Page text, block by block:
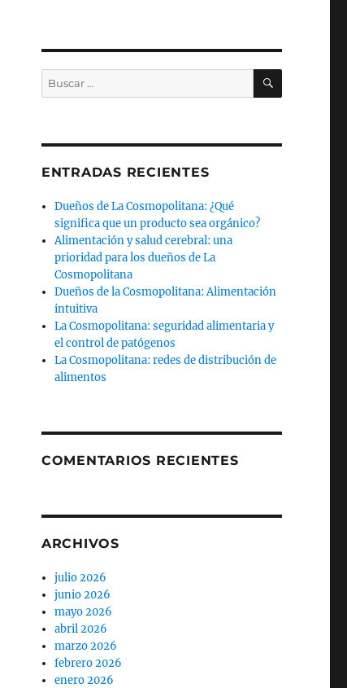
Buscar
por:
BUSCAR
ENTRADAS RECIENTES
Dueños de La Cosmopolitana: ¿Qué
significa que un producto sea orgánico?
Alimentación y salud cerebral: una
prioridad para los dueños de La
Cosmopolitana
Dueños de la Cosmopolitana: Alimentación
intuitiva
La Cosmopolitana: seguridad alimentaria y
el control de patógenos
La Cosmopolitana: redes de distribución de
alimentos
COMENTARIOS RECIENTES
ARCHIVOS
julio 2026
junio 2026
mayo 2026
abril 2026
marzo 2026
febrero 2026
enero 2026